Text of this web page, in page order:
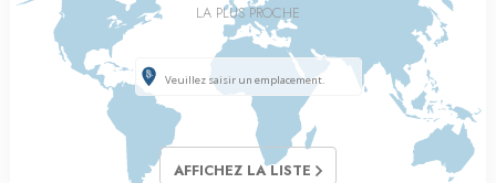
LA PLUS PROCHE
AFFICHEZ LA LISTE